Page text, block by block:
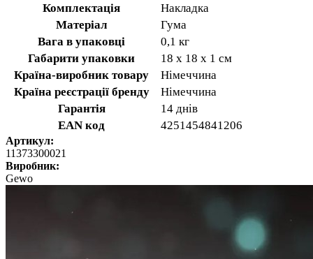
Комплектація
Накладка
Матеріал
Гума
Вага в упаковці
0,1 кг
Габарити упаковки
18 х 18 х 1 см
Країна-виробник товару
Німеччина
Країна реєстрації бренду
Німеччина
Гарантія
14 днів
EAN код
4251454841206
Артикул:
11373300021
Виробник:
Gewo